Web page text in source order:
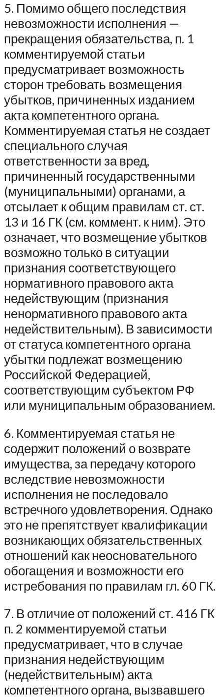
5. Помимо общего последствия
невозможности исполнения —
прекращения обязательства, п. 1
комментируемой статьи
предусматривает возможность
сторон требовать возмещения
убытков, причиненных изданием
акта компетентного органа.
Комментируемая статья не создает
специального случая
ответственности за вред,
причиненный государственными
(муниципальными) органами, а
отсылает к общим правилам ст. ст.
13 и 16 ГК (см. коммент. к ним). Это
означает, что возмещение убытков
возможно только в ситуации
признания соответствующего
нормативного правового акта
недействующим (признания
ненормативного правового акта
недействительным). В зависимости
от статуса компетентного органа
убытки подлежат возмещению
Российской Федерацией,
соответствующим субъектом РФ
или муниципальным образованием.
6. Комментируемая статья не
содержит положений о возврате
имущества, за передачу которого
вследствие невозможности
исполнения не последовало
встречного удовлетворения. Однако
это не препятствует квалификации
возникающих обязательственных
отношений как неосновательного
обогащения и возможности его
истребования по правилам гл. 60 ГК.
7. В отличие от положений ст. 416 ГК
п. 2 комментируемой статьи
предусматривает, что в случае
признания недействующим
(недействительным) акта
компетентного органа, вызвавшего